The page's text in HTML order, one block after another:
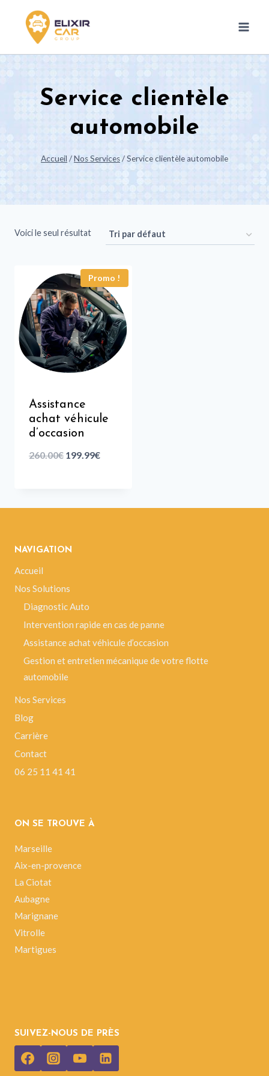
Service clientèle
automobile
Accueil /Nos Services/Service clientèle automobile
Voici le seul résultat
Promo !
Assistance
achat véhicule
d’occasion
260.00€ 199.99€
NAVIGATION
Accueil
Nos Solutions
Diagnostic Auto
Intervention rapide en cas de panne
Assistance achat véhicule d’occasion
Gestion et entretien mécanique de votre flotte
automobile
Nos Services
Blog
Carrière
Contact
06 25 11 41 41
ON SE TROUVE À
Marseille
Aix-en-provence
La Ciotat
Aubagne
Marignane
Vitrolle
Martigues
SUIVEZ-NOUS DE PRÈS